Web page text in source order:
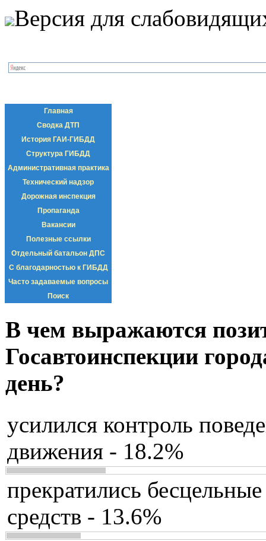
Версия для
Главная
Сводка ДТП
История ГАИ-ГИБДД
Структура ГИБДД
Административная практика
Технический надзор
Дорожная инспекция
Пропаганда
Вакансии
Полезные ссылки
Отдельный батальон ДПС
С благодарностью к ГИБДД
Часто задаваемые вопросы
Поиск
В чем выражаются
Госавтоинспекции
день?
усилился контроль
движения - 18.2%
прекратились
средств - 13.6%